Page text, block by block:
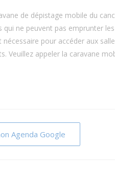
de dépistage mobile du
qui ne peuvent pas emprunter
pour accéder aux
Veuillez appeler la caravane
Agenda Google